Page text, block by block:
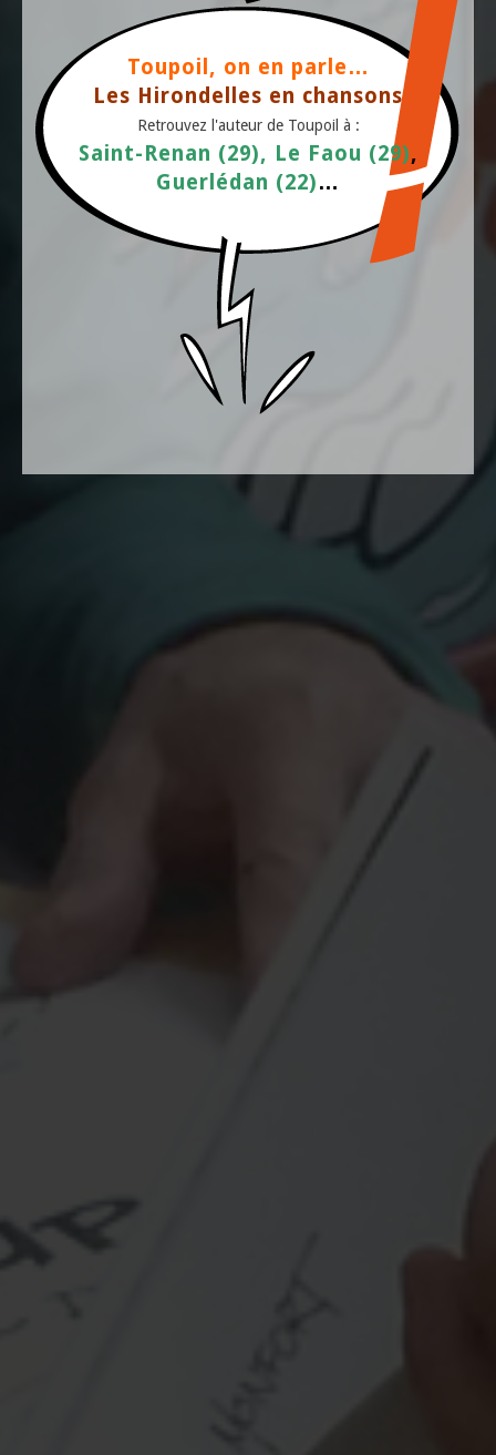
Toupoil, on en parle…
Les Hirondelles en chansons
Retrouvez l'auteur de Toupoil à :
Saint-Renan (29), Le Faou (29),
Guerlédan (22)…